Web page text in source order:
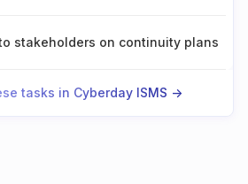
stakeholders on continuity plans
tasks in Cyberday ISMS ->